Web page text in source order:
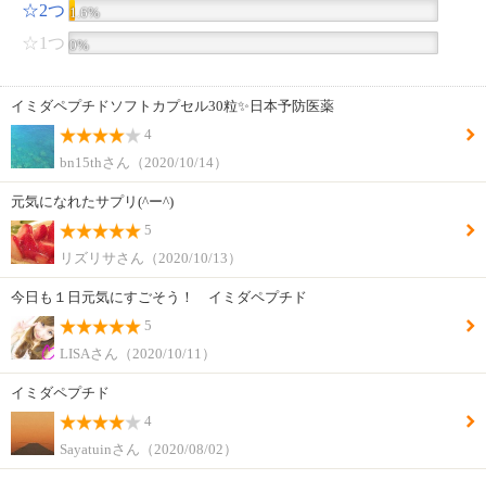
☆2つ 1.6%
☆1つ 0%
イミダペプチドソフトカプセル30粒✨日本予防医薬
4
bn15thさん（2020/10/14）
元気になれたサプリ(^ー^)
5
リズリサさん（2020/10/13）
今日も１日元気にすごそう！ イミダペプチド
5
LISAさん（2020/10/11）
イミダペプチド
4
Sayatuinさん（2020/08/02）